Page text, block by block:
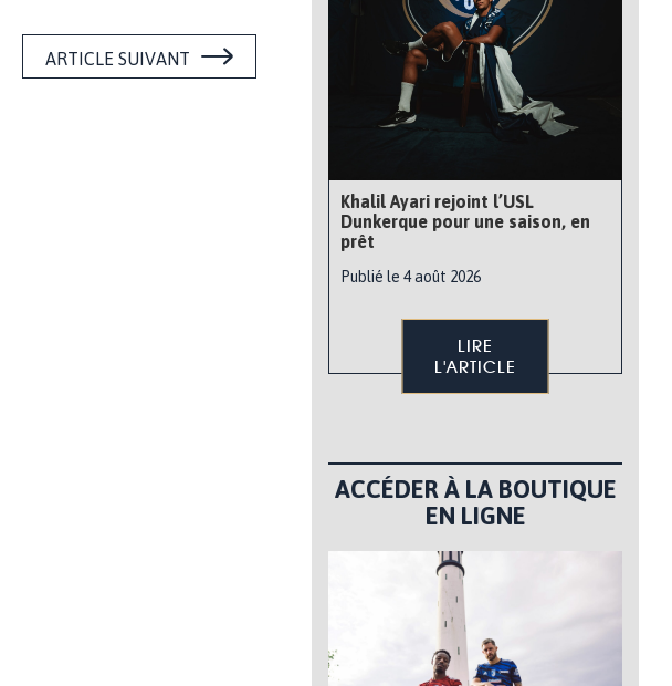
ARTICLE SUIVANT
Khalil Ayari rejoint l’USL
Dunkerque pour une saison, en
prêt
Publié le 4 août 2026
LIRE
L'ARTICLE
ACCÉDER À LA BOUTIQUE
EN LIGNE